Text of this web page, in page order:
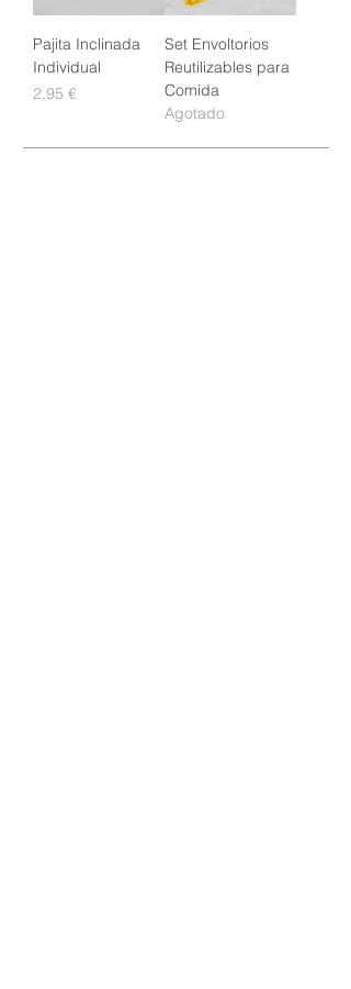
Pajita Inclinada
Individual
Precio
2,95 €
Set Envoltorios
Reutilizables para
Comida
Agotado